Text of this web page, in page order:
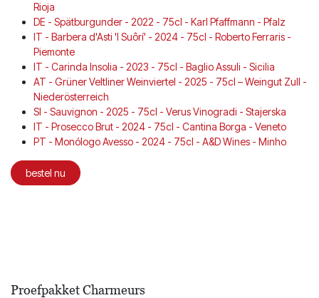
Rioja
DE - Spätburgunder - 2022 - 75cl - Karl Pfaffmann - Pfalz
IT - Barbera d'Asti 'I Suôrí' - 2024 - 75cl - Roberto Ferraris -
Piemonte
IT - Carinda Insolia - 2023 - 75cl - Baglio Assuli - Sicilia
AT - Grüner Veltliner Weinviertel - 2025 - 75cl – Weingut Zull -
Niederösterreich
SI - Sauvignon - 2025 - 75cl - Verus Vinogradi - Stajerska
IT - Prosecco Brut - 2024 - 75cl - Cantina Borga - Veneto
PT - Monólogo Avesso - 2024 - 75cl - A&D Wines - Minho
bestel nu
Proefpakket Charmeurs